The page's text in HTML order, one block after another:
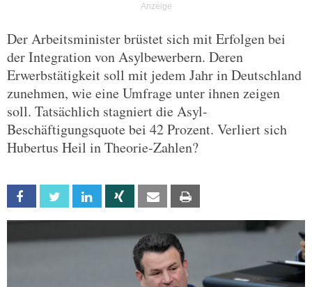
Der Arbeitsminister brüstet sich mit Erfolgen bei
der Integration von Asylbewerbern. Deren
Erwerbstätigkeit soll mit jedem Jahr in Deutschland
zunehmen, wie eine Umfrage unter ihnen zeigen
soll. Tatsächlich stagniert die Asyl-
Beschäftigungsquote bei 42 Prozent. Verliert sich
Hubertus Heil in Theorie-Zahlen?
Facebook Twitter Linkedin Xing Email